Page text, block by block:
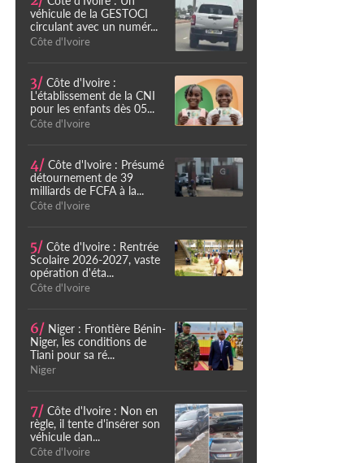
véhicule de la GESTOCI
circulant avec un numér...
Côte d'Ivoire
3/ Côte d'Ivoire :
L'établissement de la CNI
pour les enfants dès 05...
Côte d'Ivoire
4/ Côte d'Ivoire : Présumé
détournement de 39
milliards de FCFA à la...
Côte d'Ivoire
5/ Côte d'Ivoire : Rentrée
Scolaire 2026-2027, vaste
opération d'éta...
Côte d'Ivoire
6/ Niger : Frontière Bénin-
Niger, les conditions de
Tiani pour sa ré...
Niger
7/ Côte d'Ivoire : Non en
règle, il tente d'insérer son
véhicule dan...
Côte d'Ivoire